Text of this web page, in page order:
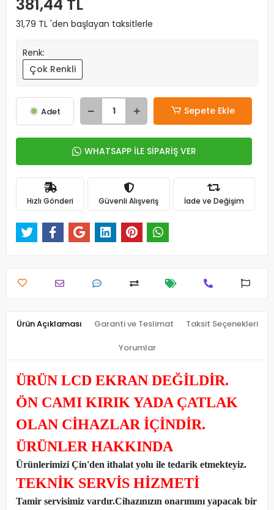
381,44 TL
31,79 TL 'den başlayan taksitlerle
Renk:
Çok Renkli
Adet Sepete Ekle
WHATSAPP İLE SİPARİŞ VER
Hızlı Gönderi Güvenli Alışveriş İade ve Değişim
Ürün Açıklaması Garanti ve Teslimat Taksit Seçenekleri
Yorumlar
ÜRÜN LCD EKRAN DEĞİLDİR.
ÖN CAMI KIRIK YADA ÇATLAK
OLAN CİHAZLAR İÇİNDİR.
ÜRÜNLER HAKKINDA
Ürünlerimizi Çin'den ithalat yolu ile tedarik etmekteyiz.
TEKNİK SERVİS HİZMETİ
Tamir servisimiz vardır.Cihazınızın onarımını yapacak bir